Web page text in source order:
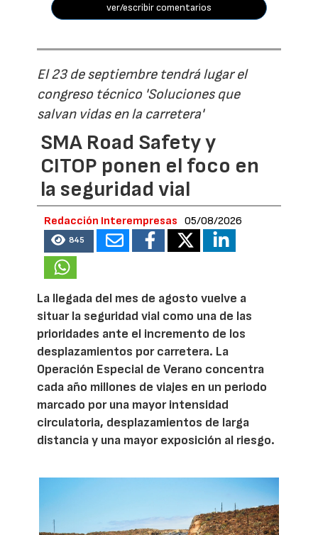
ver/escribir comentarios
El 23 de septiembre tendrá lugar el
congreso técnico 'Soluciones que
salvan vidas en la carretera'
SMA Road Safety y
CITOP ponen el foco en
la seguridad vial
Redacción Interempresas 05/08/2026
845
La llegada del mes de agosto vuelve a
situar la seguridad vial como una de las
prioridades ante el incremento de los
desplazamientos por carretera. La
Operación Especial de Verano concentra
cada año millones de viajes en un periodo
marcado por una mayor intensidad
circulatoria, desplazamientos de larga
distancia y una mayor exposición al riesgo.